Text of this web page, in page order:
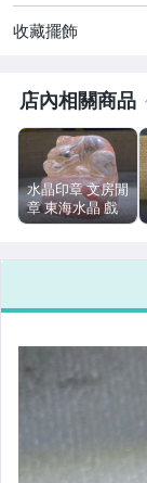
女裝與服飾配件
收藏擺飾
店內相關商品
水晶印章 文房閒
章 東海水晶 戲
水獸擺飾 印章紋